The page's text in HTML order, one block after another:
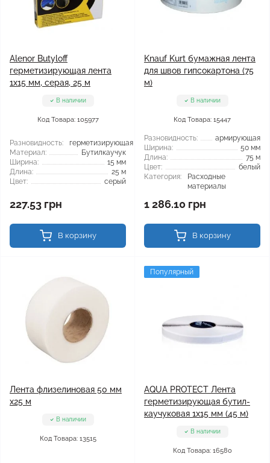
Alenor Butyloff
герметизирующая лента
1x15 мм, серая, 25 м
В наличии
Код Товара: 105977
Разновидность:
герметизирующая
Материал:
Бутилкаучук
Ширина:
15 мм
Длина:
25 м
Цвет:
серый
227.53 грн
В корзину
Knauf Kurt бумажная лента
для швов гипсокартона (75
м)
В наличии
Код Товара: 15447
Разновидность:
армирующая
Ширина:
50 мм
Длина:
75 м
Цвет:
белый
Категория:
Расходные
материалы
1 286.10 грн
В корзину
Лента флизелиновая 50 мм
х25 м
В наличии
Код Товара: 13515
Популярный
AQUA PROTECT Лента
герметизирующая бутил-
каучуковая 1х15 мм (45 м)
В наличии
Код Товара: 16580